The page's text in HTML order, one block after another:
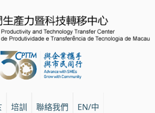
培訓 聯絡我們 EN/中